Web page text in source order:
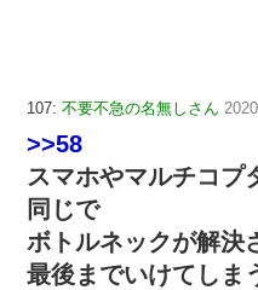
107: 不要不急の名無しさん
>>58
スマホやマルチコプ
同じで
ボトルネックが解決
最後までいけてしま